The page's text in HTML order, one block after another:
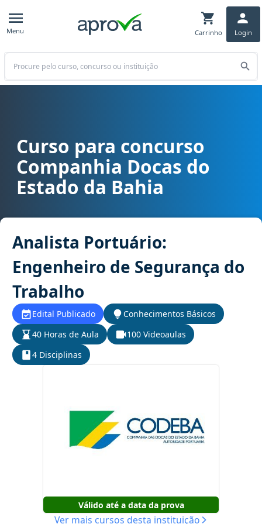
Menu Carrinho Login
Buscar
Curso para concurso CODEBA - Companhia Docas do Estado da
Curso para concurso
Companhia Docas do
Estado da Bahia
Analista Portuário:
Engenheiro de Segurança do
Trabalho
Edital Publicado
Conhecimentos Básicos
40 Horas de Aula
100 Videoaulas
4 Disciplinas
Válido até a data da prova
Ver mais cursos desta instituição